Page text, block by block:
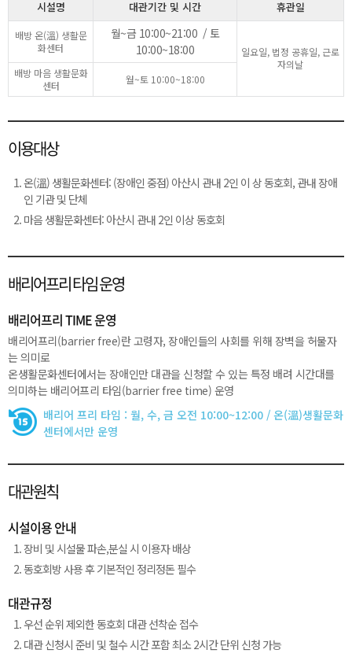
시설명 대관기간 및 시간 휴관일
배방 온(溫) 생활문
화센터
월~금 10:00~21:00 / 토
10:00~18:00
일요일, 법정 공휴일, 근로
자의날
배방 마음 생활문화
센터
월~토 10:00~18:00
이용대상
온(溫) 생활문화센터: (장애인 중점) 아산시 관내 2인 이 상 동호회, 관내 장애
인 기관 및 단체
마음 생활문화센터: 아산시 관내 2인 이상 동호회
배리어프리타임 운영
배리어프리 TIME 운영
배리어프리(barrier free)란 고령자, 장애인들의 사회를 위해 장벽을 허물자
는 의미로
온생활문화센터에서는 장애인만 대관을 신청할 수 있는 특정 배려 시간대를
의미하는 배리어프리 타임(barrier free time) 운영
배리어 프리 타임 : 월, 수, 금 오전 10:00~12:00 / 온(溫)생활문화
센터에서만 운영
대관원칙
시설이용 안내
장비 및 시설물 파손,분실 시 이용자 배상
동호회방 사용 후 기본적인 정리정돈 필수
대관규정
우선 순위 제외한 동호회 대관 선착순 접수
대관 신청시 준비 및 철수 시간 포함 최소 2시간 단위 신청 가능